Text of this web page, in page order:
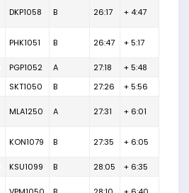
DKP1058 B 26:17 + 4:47
PHK1051 B 26:47 + 5:17
PGP1052 A 27:18
+ 5:48
SKT1050 B 27:26 + 5:56
MLA1250 A 27:31 + 6:01
KON1079 B 27:35 + 6:05
KSU1099 B 28:05 + 6:35